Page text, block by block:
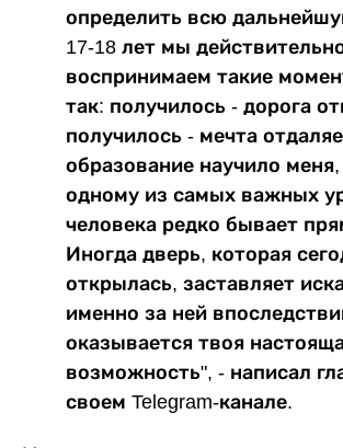
определить всю
17-18 лет мы
воспринимаем такие
так: получилось - дорога
получилось - мечта
образование научило
одному из самых важных
человека редко бывает
Иногда дверь, которая
открылась, заставляет
именно за ней
оказывается твоя
возможность", - написал
своем Telegram-канале.